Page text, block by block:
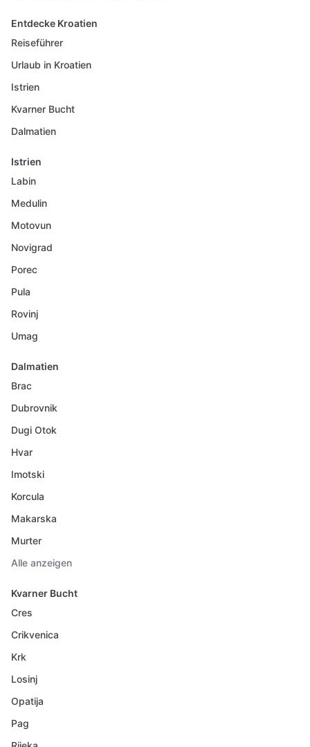
Entdecke Kroatien
Reiseführer
Urlaub in Kroatien
Istrien
Kvarner Bucht
Dalmatien
Istrien
Labin
Medulin
Motovun
Novigrad
Porec
Pula
Rovinj
Umag
Dalmatien
Brac
Dubrovnik
Dugi Otok
Hvar
Imotski
Korcula
Makarska
Murter
Alle anzeigen
Kvarner Bucht
Cres
Crikvenica
Krk
Losinj
Opatija
Pag